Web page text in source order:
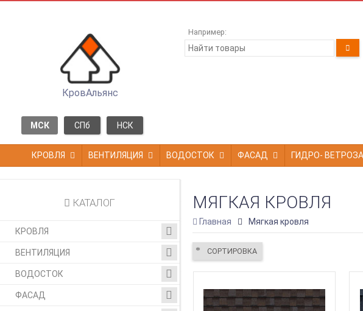
КровАльянс
МСК СПб НСК
Например:
КРОВЛЯ ВЕНТИЛЯЦИЯ ВОДОСТОК ФАСАД ГИДРО-
КАТАЛОГ
КРОВЛЯ
ВЕНТИЛЯЦИЯ
ВОДОСТОК
ФАСАД
МЯГКАЯ КРОВЛЯ
Главная Мягкая кровля
СОРТИРОВКА